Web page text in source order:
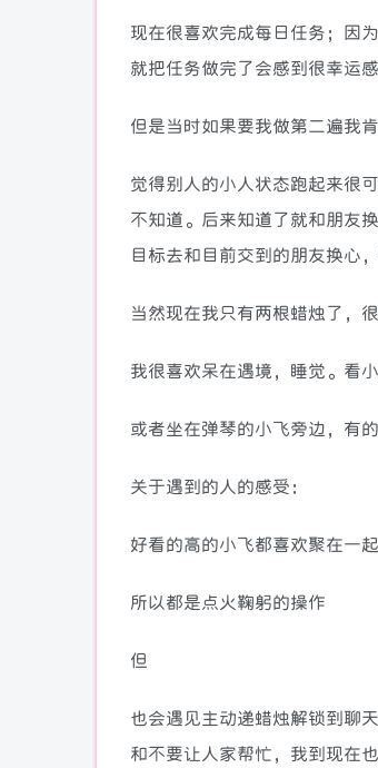
现在很喜欢完成每日任务；因
就把任务做完了会感到很幸运感
但是当时如果要我做第二遍我
觉得别人的小人状态跑起来很
不知道。后来知道了就和朋友
目标去和目前交到的朋友换心
当然现在我只有两根蜡烛了，
我很喜欢呆在遇境，睡觉。看
或者坐在弹琴的小飞旁边，有
关于遇到的人的感受：
好看的高的小飞都喜欢聚在一
所以都是点火鞠躬的操作
但
也会遇见主动递蜡烛解锁到聊
和不要让人家帮忙，我到现在